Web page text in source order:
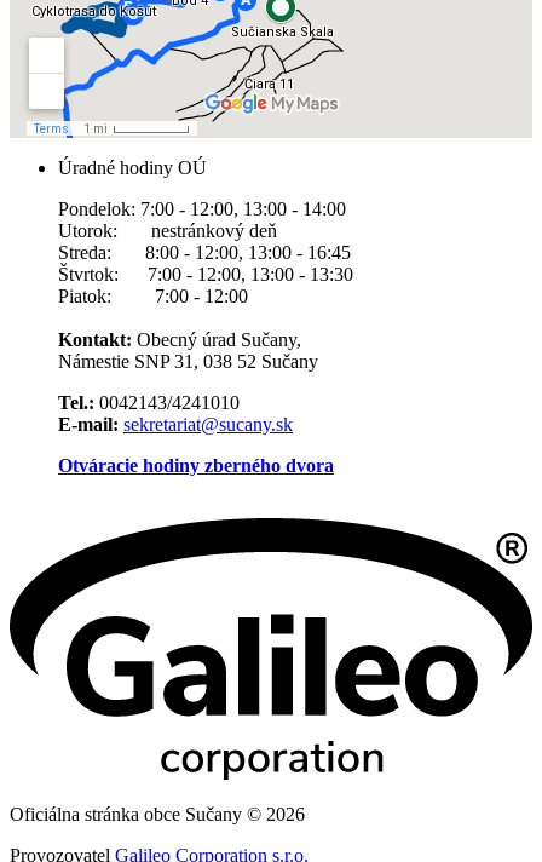
Úradné hodiny OÚ
Pondelok: 7:00 - 12:00, 13:00 - 14:00
Utorok: nestránkový deň
Streda: 8:00 - 12:00, 13:00 - 16:45
Štvrtok: 7:00 - 12:00, 13:00 - 13:30
Piatok: 7:00 - 12:00
Kontakt: Obecný úrad Sučany,
Námestie SNP 31, 038 52 Sučany
Tel.: 0042143/4241010
E-mail: sekretariat@sucany.sk
Otváracie hodiny zberného dvora
Oficiálna stránka obce Sučany © 2026
Provozovatel Galileo Corporation s.r.o.